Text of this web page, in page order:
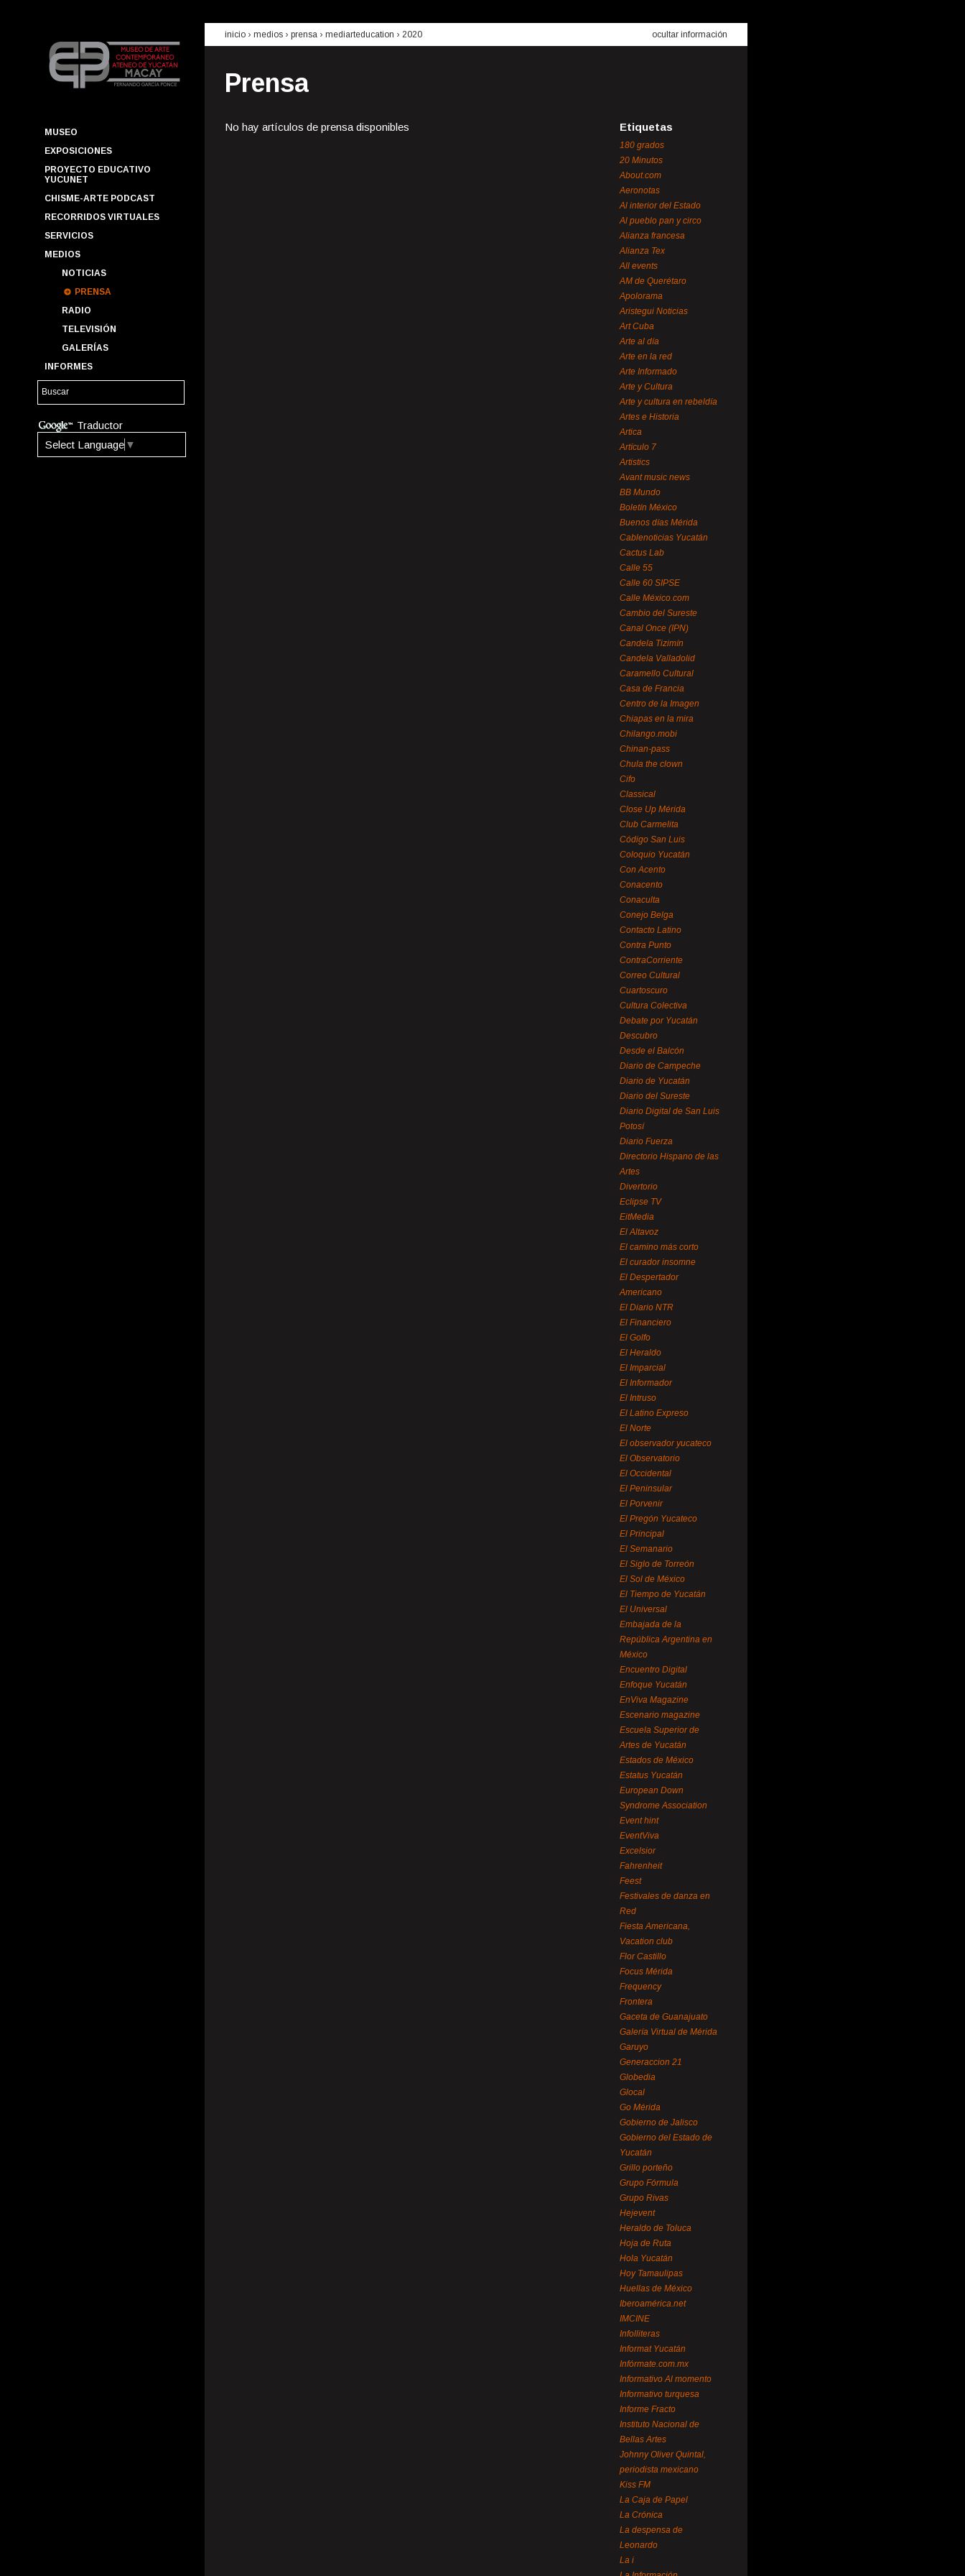
MUSEO
EXPOSICIONES
PROYECTO EDUCATIVO
YUCUNET
CHISME-ARTE PODCAST
RECORRIDOS VIRTUALES
SERVICIOS
MEDIOS
NOTICIAS
PRENSA
RADIO
TELEVISIÓN
GALERÍAS
INFORMES
Traductor
Select Language ▼
inicio › medios › prensa › mediarteducation › 2020 ocultar información
Prensa
No hay artículos de prensa disponibles Etiquetas
180 grados
20 Minutos
About.com
Aeronotas
Al interior del Estado
Al pueblo pan y circo
Alianza francesa
Alianza Tex
All events
AM de Querétaro
Apolorama
Aristegui Noticias
Art Cuba
Arte al día
Arte en la red
Arte Informado
Arte y Cultura
Arte y cultura en rebeldía
Artes e Historia
Artica
Artículo 7
Artistics
Avant music news
BB Mundo
Boletín México
Buenos días Mérida
Cablenoticias Yucatán
Cactus Lab
Calle 55
Calle 60 SIPSE
Calle México.com
Cambio del Sureste
Canal Once (IPN)
Candela Tizimín
Candela Valladolid
Caramello Cultural
Casa de Francia
Centro de la Imagen
Chiapas en la mira
Chilango.mobi
Chinan-pass
Chula the clown
Cifo
Classical
Close Up Mérida
Club Carmelita
Código San Luis
Coloquio Yucatán
Con Acento
Conacento
Conaculta
Conejo Belga
Contacto Latino
Contra Punto
ContraCorriente
Correo Cultural
Cuartoscuro
Cultura Colectiva
Debate por Yucatán
Descubro
Desde el Balcón
Diario de Campeche
Diario de Yucatán
Diario del Sureste
Diario Digital de San Luis
Potosí
Diario Fuerza
Directorio Hispano de las
Artes
Divertorio
Eclipse TV
EitMedia
El Altavoz
El camino más corto
El curador insomne
El Despertador
Americano
El Diario NTR
El Financiero
El Golfo
El Heraldo
El Imparcial
El Informador
El Intruso
El Latino Expreso
El Norte
El observador yucateco
El Observatorio
El Occidental
El Peninsular
El Porvenir
El Pregón Yucateco
El Principal
El Semanario
El Siglo de Torreón
El Sol de México
El Tiempo de Yucatán
El Universal
Embajada de la
República Argentina en
México
Encuentro Digital
Enfoque Yucatán
EnViva Magazine
Escenario magazine
Escuela Superior de
Artes de Yucatán
Estados de México
Estatus Yucatán
European Down
Syndrome Association
Event hint
EventViva
Excelsior
Fahrenheit
Feest
Festivales de danza en
Red
Fiesta Americana,
Vacation club
Flor Castillo
Focus Mérida
Frequency
Frontera
Gaceta de Guanajuato
Galería Virtual de Mérida
Garuyo
Generaccion 21
Globedia
Glocal
Go Mérida
Gobierno de Jalisco
Gobierno del Estado de
Yucatán
Grillo porteño
Grupo Fórmula
Grupo Rivas
Hejevent
Heraldo de Toluca
Hoja de Ruta
Hola Yucatán
Hoy Tamaulipas
Huellas de México
Iberoamérica.net
IMCINE
Infolliteras
Informat Yucatán
Infórmate.com.mx
Informativo Al momento
Informativo turquesa
Informe Fracto
Instituto Nacional de
Bellas Artes
Johnny Oliver Quintal,
periodista mexicano
Kiss FM
La Caja de Papel
La Crónica
La despensa de
Leonardo
La i